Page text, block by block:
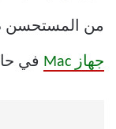
من المستحسن
جهاز Mac في